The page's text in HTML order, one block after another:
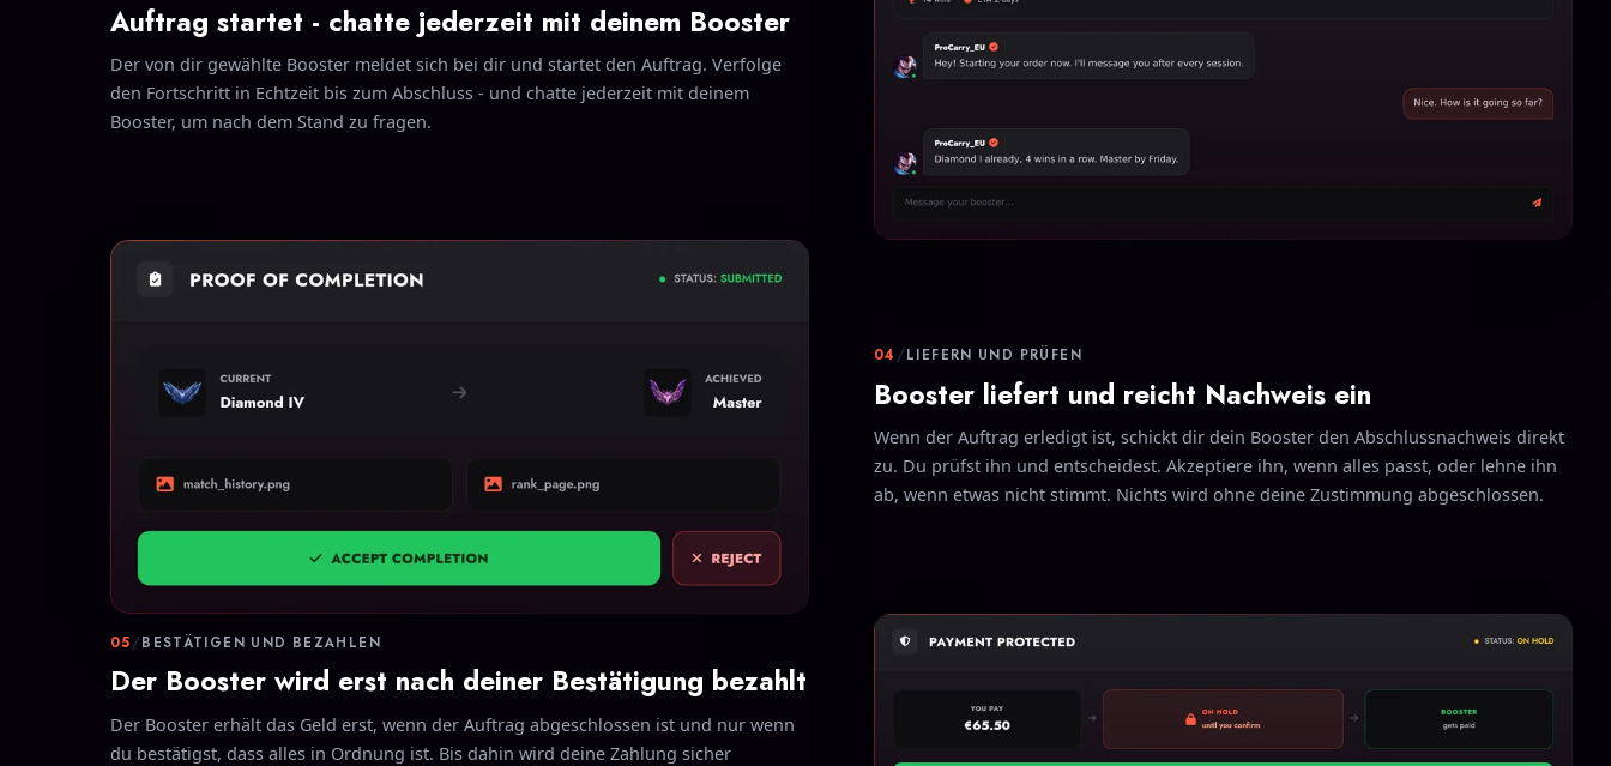
Auftrag startet - chatte jederzeit mit deinem Booster
Der von dir gewählte Booster meldet sich bei dir und startet den Auftrag. Verfolge
den Fortschritt in Echtzeit bis zum Abschluss - und chatte jederzeit mit deinem
Booster, um nach dem Stand zu fragen.
04 /LIEFERN UND PRÜFEN
Booster liefert und reicht Nachweis ein
Wenn der Auftrag erledigt ist, schickt dir dein Booster den Abschlussnachweis direkt
zu. Du prüfst ihn und entscheidest. Akzeptiere ihn, wenn alles passt, oder lehne ihn
ab, wenn etwas nicht stimmt. Nichts wird ohne deine Zustimmung abgeschlossen.
05/BESTÄTIGEN UND BEZAHLEN
Der Booster wird erst nach deiner Bestätigung bezahlt
Der Booster erhält das Geld erst, wenn der Auftrag abgeschlossen ist und nur wenn
du bestätigst, dass alles in Ordnung ist. Bis dahin wird deine Zahlung sicher